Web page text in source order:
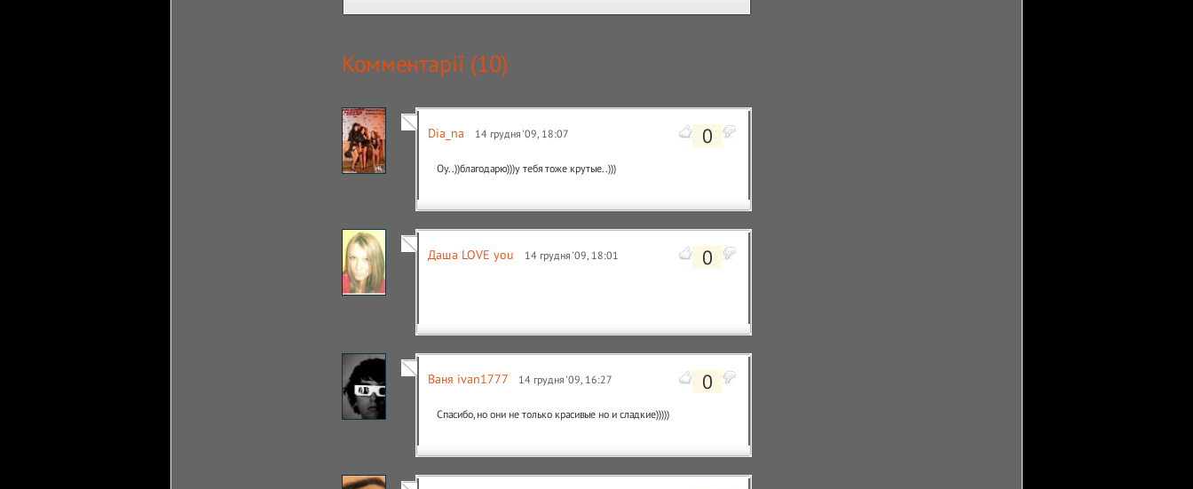
Комментарії (10)
Dia_na 14 грудня '09, 18:07 0
Оу..))благодарю)))у тебя тоже крутые..)))
Даша LOVE you 14 грудня '09, 18:01 0
Ваня ivan1777 14 грудня '09, 16:27 0
Спасибо,но они не только красивые но и сладкие)))))